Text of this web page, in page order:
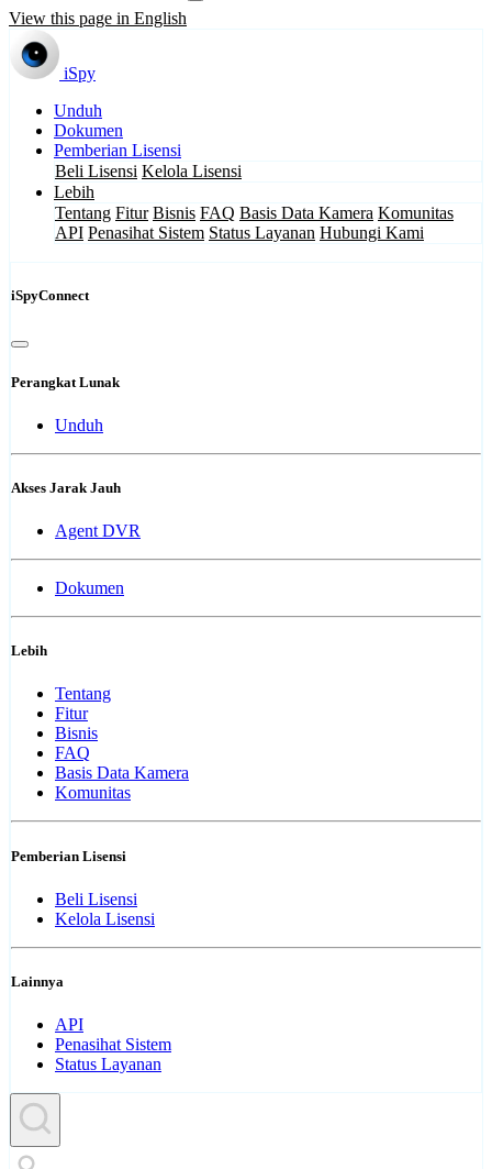
View this page in English
iSpy
Unduh
Dokumen
Pemberian Lisensi
Beli Lisensi Kelola Lisensi
Lebih
Tentang Fitur Bisnis FAQ Basis Data Kamera Komunitas
API Penasihat Sistem Status Layanan Hubungi Kami
iSpyConnect
Perangkat Lunak
Unduh
Akses Jarak Jauh
Agent DVR
Dokumen
Lebih
Tentang
Fitur
Bisnis
FAQ
Basis Data Kamera
Komunitas
Pemberian Lisensi
Beli Lisensi
Kelola Lisensi
Lainnya
API
Penasihat Sistem
Status Layanan